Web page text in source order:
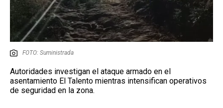
FOTO: Suministrada
Autoridades investigan el ataque armado en el
asentamiento El Talento mientras intensifican operativos
de seguridad en la zona.